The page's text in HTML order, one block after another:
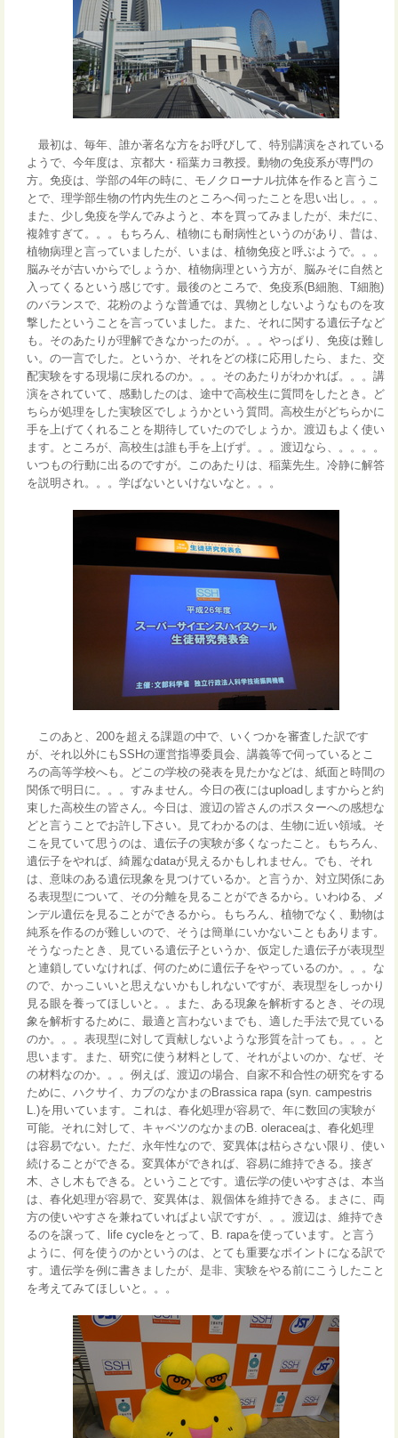
最初は、毎年、誰か著名な方をお呼びして、特別講演をされている
ようで、今年度は、京都大・稲葉カヨ教授。動物の免疫系が専門の
方。免疫は、学部の4年の時に、モノクローナル抗体を作ると言うこ
とで、理学部生物の竹内先生のところへ伺ったことを思い出し。。。
また、少し免疫を学んでみようと、本を買ってみましたが、未だに、
複雑すぎて。。。もちろん、植物にも耐病性というのがあり、昔は、
植物病理と言っていましたが、いまは、植物免疫と呼ぶようで。。。
脳みそが古いからでしょうか、植物病理という方が、脳みそに自然と
入ってくるという感じです。最後のところで、免疫系(B細胞、T細胞)
のバランスで、花粉のような普通では、異物としないようなものを攻
撃したということを言っていました。また、それに関する遺伝子など
も。そのあたりが理解できなかったのが。。。やっぱり、免疫は難し
い。の一言でした。というか、それをどの様に応用したら、また、交
配実験をする現場に戻れるのか。。。そのあたりがわかれば。。。講
演をされていて、感動したのは、途中で高校生に質問をしたとき。ど
ちらが処理をした実験区でしょうかという質問。高校生がどちらかに
手を上げてくれることを期待していたのでしょうか。渡辺もよく使い
ます。ところが、高校生は誰も手を上げず。。。渡辺なら、。。。。
いつもの行動に出るのですが。このあたりは、稲葉先生。冷静に解答
を説明され。。。学ばないといけないなと。。。
このあと、200を超える課題の中で、いくつかを審査した訳です
が、それ以外にもSSHの運営指導委員会、講義等で伺っているとこ
ろの高等学校へも。どこの学校の発表を見たかなどは、紙面と時間の
関係で明日に。。。すみません。今日の夜にはuploadしますからと約
束した高校生の皆さん。今日は、渡辺の皆さんのポスターへの感想な
どと言うことでお許し下さい。見てわかるのは、生物に近い領域。そ
こを見ていて思うのは、遺伝子の実験が多くなったこと。もちろん、
遺伝子をやれば、綺麗なdataが見えるかもしれません。でも、それ
は、意味のある遺伝現象を見つけているか。と言うか、対立関係にあ
る表現型について、その分離を見ることができるから。いわゆる、メ
ンデル遺伝を見ることができるから。もちろん、植物でなく、動物は
純系を作るのが難しいので、そうは簡単にいかないこともあります。
そうなったとき、見ている遺伝子というか、仮定した遺伝子が表現型
と連鎖していなければ、何のために遺伝子をやっているのか。。。な
ので、かっこいいと思えないかもしれないですが、表現型をしっかり
見る眼を養ってほしいと。。また、ある現象を解析するとき、その現
象を解析するために、最適と言わないまでも、適した手法で見ている
のか。。。表現型に対して貢献しないような形質を計っても。。。と
思います。また、研究に使う材料として、それがよいのか、なぜ、そ
の材料なのか。。。例えば、渡辺の場合、自家不和合性の研究をする
ために、ハクサイ、カブのなかまのBrassica rapa (syn. campestris
L.)を用いています。これは、春化処理が容易で、年に数回の実験が
可能。それに対して、キャベツのなかまのB. oleraceaは、春化処理
は容易でない。ただ、永年性なので、変異体は枯らさない限り、使い
続けることができる。変異体ができれば、容易に維持できる。接ぎ
木、さし木もできる。ということです。遺伝学の使いやすさは、本当
は、春化処理が容易で、変異体は、親個体を維持できる。まさに、両
方の使いやすさを兼ねていればよい訳ですが、。。渡辺は、維持でき
るのを譲って、life cycleをとって、B. rapaを使っています。と言う
ように、何を使うのかというのは、とても重要なポイントになる訳で
す。遺伝学を例に書きましたが、是非、実験をやる前にこうしたこと
を考えてみてほしいと。。。